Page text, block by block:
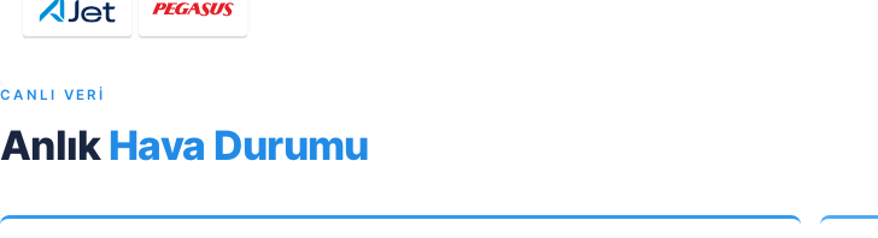
CANLI VERİ
AnlıkHava Durumu